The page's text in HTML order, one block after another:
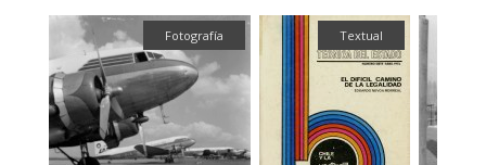
Fotografía Textual